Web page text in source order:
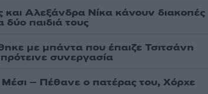
Αλεξάνδρα Νίκα κάνουν διακοπές
δύο παιδιά τους
με μπάντα που έπαιζε Τσιτσάνη
συνεργασία
– Πέθανε ο πατέρας του, Χόρχε